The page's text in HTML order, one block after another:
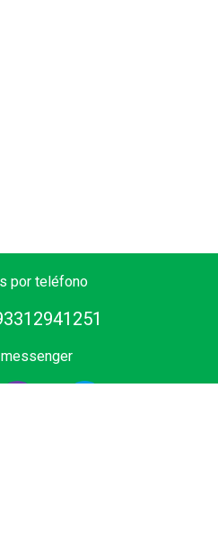
por teléfono